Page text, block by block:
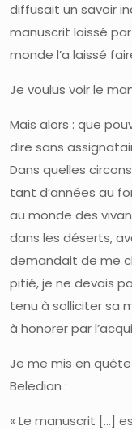
diffusait un savoir
manuscrit laissé
monde l’a laissé
Je voulus voir le
Mais alors : que
dire sans
Dans quelles
tant d’années au
au monde des
dans les déserts,
demandait de me
pitié, je ne devais
tenu à solliciter sa
à honorer par
Je me mis en
Beledian :
« Le manuscrit […]